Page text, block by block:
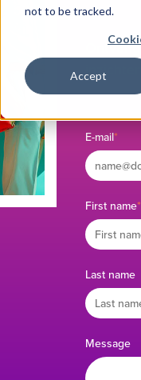
not to be tracked.
Accept
E-mail*
First name*
Last name
Message